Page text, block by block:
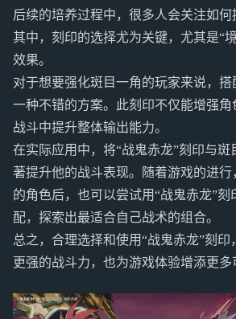
后续的培养过程中，很多人会关注如何
其中，刻印的选择尤为关键，尤其是“
效果。
对于想要强化斑目一角的玩家来说，搭
一种不错的方案。此刻印不仅能增强
战斗中提升整体输出能力。
在实际应用中，将“战鬼赤龙”刻印与斑
著提升他的战斗表现。随着游戏的进行
的角色后，也可以尝试用“战鬼赤龙”
配，探索出最适合自己战术的组合。
总之，合理选择和使用“战鬼赤龙”刻印
更强的战斗力，也为游戏体验增添更多